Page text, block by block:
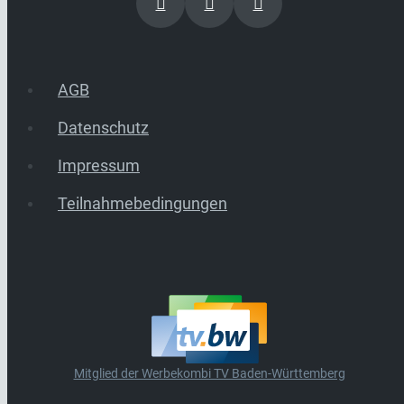
AGB
Datenschutz
Impressum
Teilnahmebedingungen
Mitglied der Werbekombi TV Baden-Württemberg